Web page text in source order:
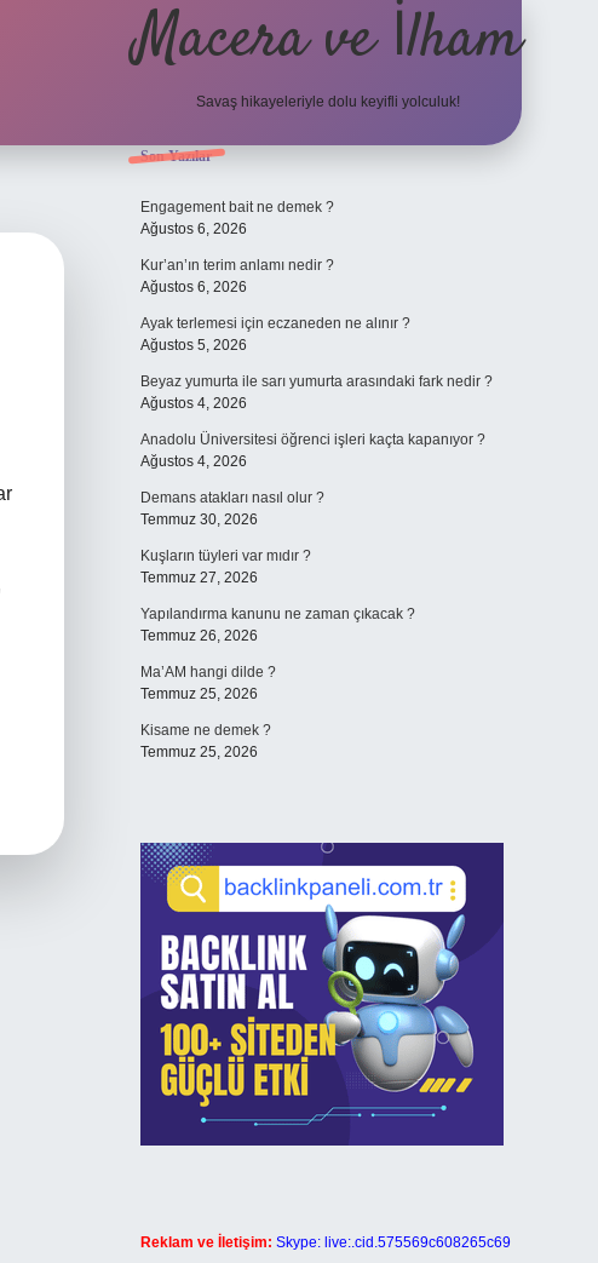
Macera ve İlham
Savaş hikayeleriyle dolu keyifli yolculuk!
Sidebar
Son Yazılar
Engagement bait ne demek ?
Ağustos 6, 2026
Kur’an’ın terim anlamı nedir ?
Ağustos 6, 2026
Ayak terlemesi için eczaneden ne alınır ?
Ağustos 5, 2026
Beyaz yumurta ile sarı yumurta arasındaki fark nedir ?
Ağustos 4, 2026
Anadolu Üniversitesi öğrenci işleri kaçta kapanıyor ?
Ağustos 4, 2026
Demans atakları nasıl olur ?
Temmuz 30, 2026
Kuşların tüyleri var mıdır ?
Temmuz 27, 2026
Yapılandırma kanunu ne zaman çıkacak ?
Temmuz 26, 2026
Ma’AM hangi dilde ?
Temmuz 25, 2026
Kisame ne demek ?
Temmuz 25, 2026
Reklam ve İletişim: Skype: live:.cid.575569c608265c69